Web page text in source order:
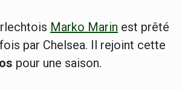
Marko Marin est prêté
par Chelsea. Il rejoint cette
pour une saison.